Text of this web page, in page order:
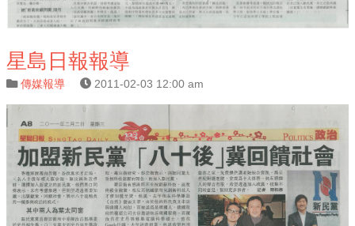
星島日報報導
傳媒報導 2011-02-03 12:00 am